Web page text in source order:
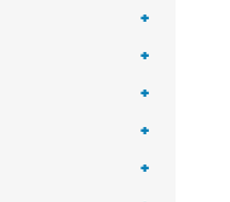
+
+
+
+
+